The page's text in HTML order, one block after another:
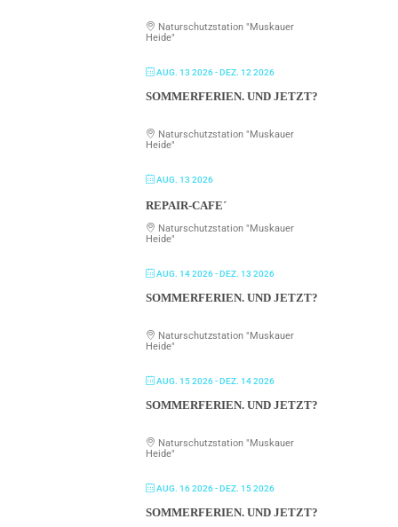
Naturschutzstation "Muskauer
Heide"
AUG. 13 2026- DEZ. 12 2026
SOMMERFERIEN. UND JETZT?
Naturschutzstation "Muskauer
Heide"
AUG. 13 2026
REPAIR-CAFE´
Naturschutzstation "Muskauer
Heide"
AUG. 14 2026- DEZ. 13 2026
SOMMERFERIEN. UND JETZT?
Naturschutzstation "Muskauer
Heide"
AUG. 15 2026- DEZ. 14 2026
SOMMERFERIEN. UND JETZT?
Naturschutzstation "Muskauer
Heide"
AUG. 16 2026- DEZ. 15 2026
SOMMERFERIEN. UND JETZT?